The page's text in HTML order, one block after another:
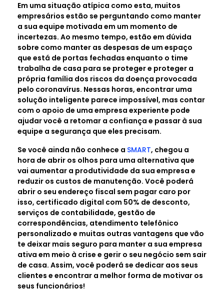
Em uma situação atípica como esta, muitos
empresários estão se perguntando como manter
a sua equipe motivada em um momento de
incertezas. Ao mesmo tempo, estão em dúvida
sobre como manter as despesas de um espaço
que está de portas fechadas enquanto o time
trabalha de casa para se proteger e proteger a
própria família dos riscos da doença provocada
pelo coronavírus. Nessas horas, encontrar uma
solução inteligente parece impossível, mas contar
com o apoio de uma empresa experiente pode
ajudar você a retomar a confiança e passar à sua
equipe a segurança que eles precisam.
Se você ainda não conhece a SMART, chegou a
hora de abrir os olhos para uma alternativa que
vai aumentar a produtividade da sua empresa e
reduzir os custos de manutenção. Você poderá
abrir o seu endereço fiscal sem pagar caro por
isso, certificado digital com 50% de desconto,
serviços de contabilidade, gestão de
correspondências, atendimento telefônico
personalizado e muitas outras vantagens que vão
te deixar mais seguro para manter a sua empresa
ativa em meio à crise e gerir o seu negócio sem sair
de casa. Assim, você poderá se dedicar aos seus
clientes e encontrar a melhor forma de motivar os
seus funcionários!